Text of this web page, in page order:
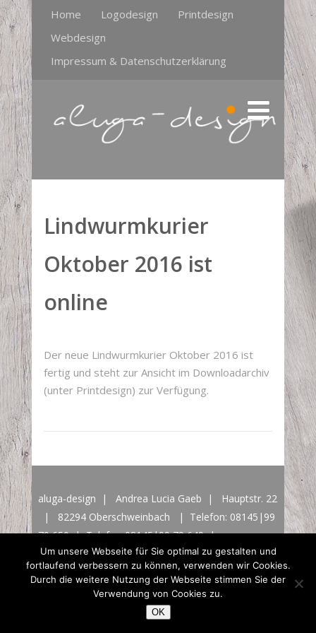
Home Logodesign
Printdesign
Webdesign
Impressum & Datenschutzerklärung
Lindwurmkurier
Oktober 2016 ist
online
Der neue Lindwurmkurier Oktober 2016 ist
fertig und steht zur Ansicht im Downloadarchiv
(unter Printdesign) zur Verfügung.
aluga-design | Andrea Lucia Gaeb | Hauptstr. 22
| 82294 Oberschweinbach | Telefon: 08145|99
79 650 | Telefax: 08145|99 79 649 |
info@aluga-design.de|Impressum & Datenschutz
© 2016 aluga-design
Um unsere Webseite für Sie optimal zu gestalten und
fortlaufend verbessern zu können, verwenden wir Cookies.
Durch die weitere Nutzung der Webseite stimmen Sie der
Verwendung von Cookies zu.
OK